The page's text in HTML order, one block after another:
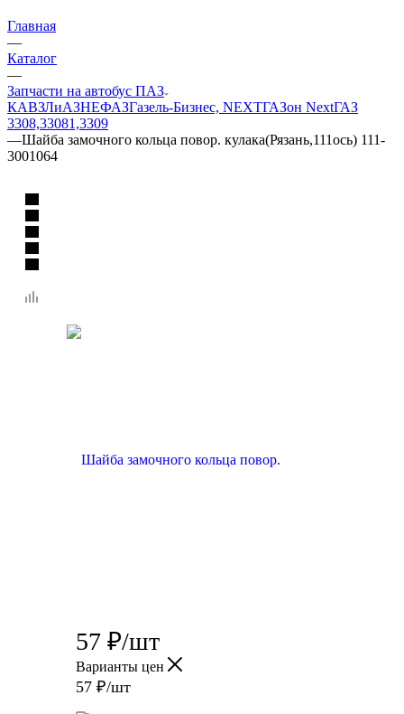
Главная
—
Каталог
—
Запчасти на автобус ПАЗ
КАВЗЛиАЗНЕФАЗГазель-Бизнес, NEXTГАЗон NextГАЗ
3308,33081,3309
—Шайба замочного кольца повор. кулака(Рязань,111ось) 111-
3001064
57 ₽/шт
Варианты цен
57 ₽/шт